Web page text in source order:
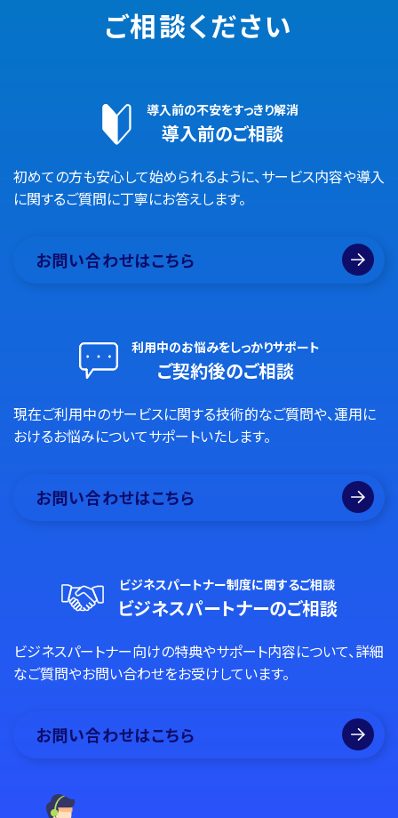
ご相談ください
導入前の不安をすっきり解消
導入前のご相談
初めての方も安心して始められるように、サービス内容や導入
に関するご質問に丁寧にお答えします。
お問い合わせはこちら
利用中のお悩みをしっかりサポート
ご契約後のご相談
現在ご利用中のサービスに関する技術的なご質問や、運用に
おけるお悩みについてサポートいたします。
お問い合わせはこちら
ビジネスパートナー制度に関するご相談
ビジネスパートナーのご相談
ビジネスパートナー向けの特典やサポート内容について、詳細
なご質問やお問い合わせをお受けしています。
お問い合わせはこちら